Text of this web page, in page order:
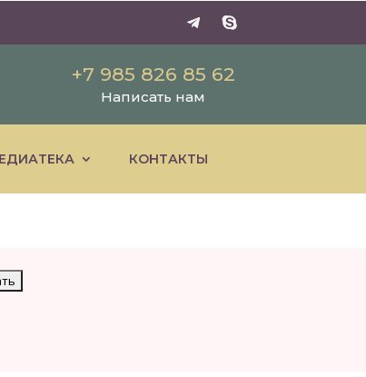
+7 985 826 85 62
Написать нам
КОНТАКТЫ